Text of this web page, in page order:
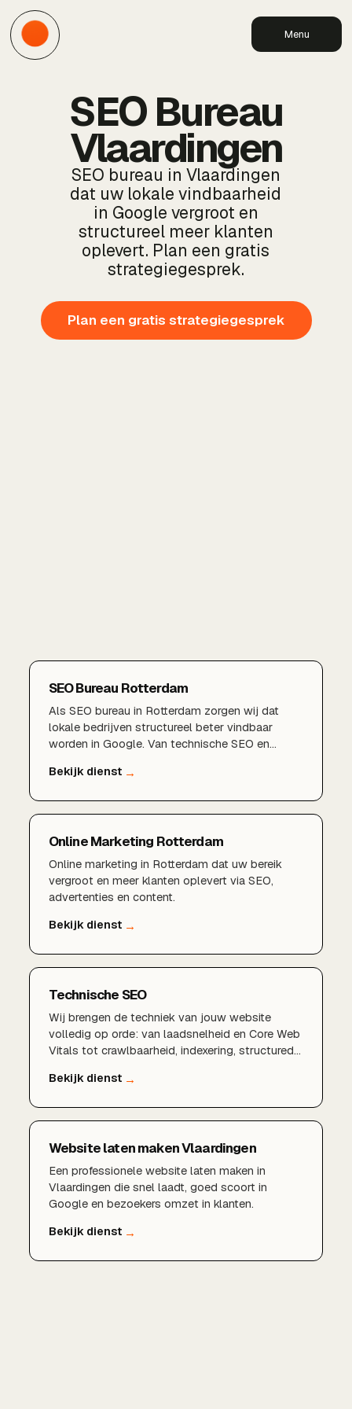
Menu
SEO Bureau
Vlaardingen
SEO bureau in Vlaardingen
dat uw lokale vindbaarheid
in Google vergroot en
structureel meer klanten
oplevert. Plan een gratis
strategiegesprek.
Plan een gratis strategiegesprek
SEO Bureau Rotterdam
Als SEO bureau in Rotterdam zorgen wij dat
lokale bedrijven structureel beter vindbaar
worden in Google. Van technische SEO en
Bedrijfsprofiel en lokale content die rendeert in
Online Marketing Rotterdam
Online marketing in Rotterdam dat uw bereik
vergroot en meer klanten oplevert via SEO,
advertenties en content.
Technische SEO
Wij brengen de techniek van jouw website
volledig op orde: van laadsnelheid en Core Web
Vitals tot crawlbaarheid, indexering, structured
fundament waarop al je andere SEO-
Website laten maken Vlaardingen
Een professionele website laten maken in
Vlaardingen die snel laadt, goed scoort in
Google en bezoekers omzet in klanten.